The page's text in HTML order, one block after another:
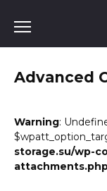
содержанию
Advanced
Warning:
storage.su/wp-